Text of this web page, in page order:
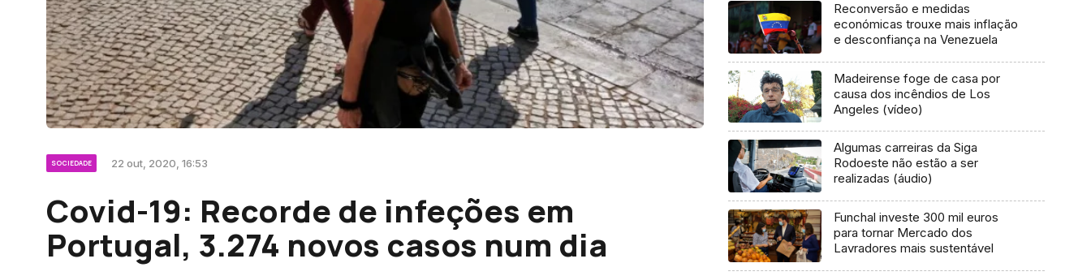
SOCIEDADE 22 out, 2020, 16:53
Covid-19: Recorde de infeções em
Portugal, 3.274 novos casos num dia
Reconversão e medidas
económicas trouxe mais inflação
e desconfiança na Venezuela
Madeirense foge de casa por
causa dos incêndios de Los
Angeles (vídeo)
Algumas carreiras da Siga
Rodoeste não estão a ser
realizadas (áudio)
Funchal investe 300 mil euros
para tornar Mercado dos
Lavradores mais sustentável